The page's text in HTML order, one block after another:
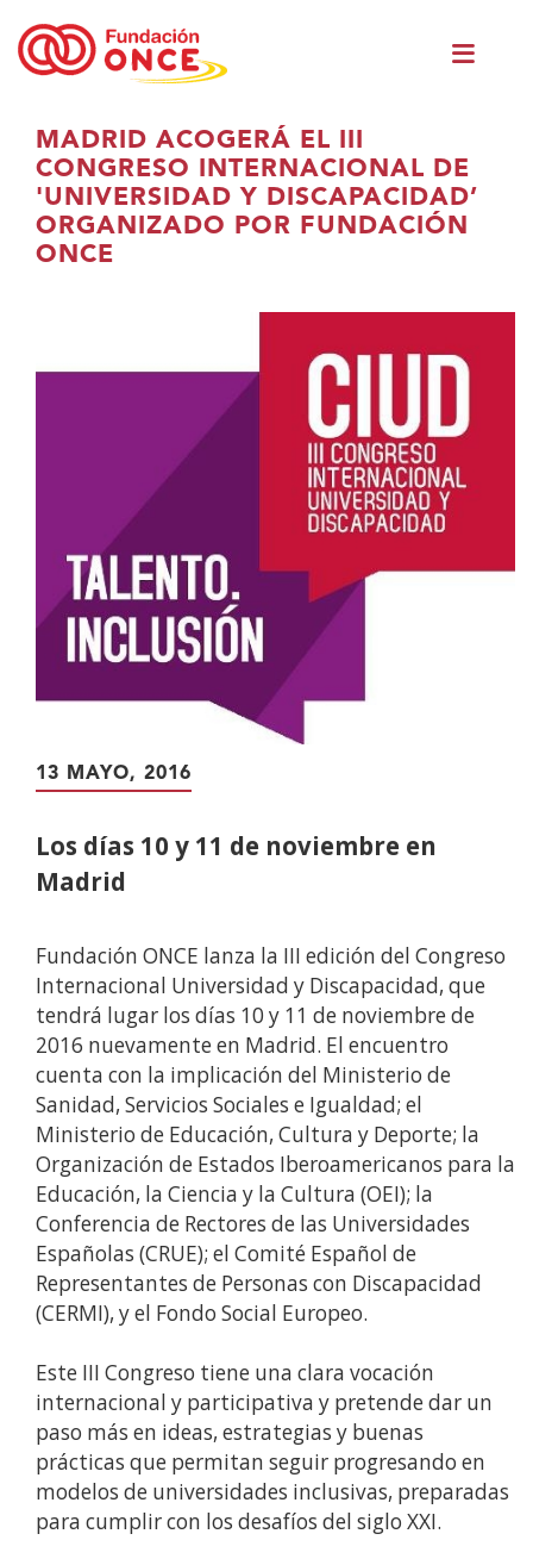
Estás
contido
principal
MADRID ACOGERÁ EL III
CONGRESO INTERNACIONAL DE
'UNIVERSIDAD Y DISCAPACIDAD’
ORGANIZADO POR FUNDACIÓN
ONCE
13 MAYO, 2016
Los días 10 y 11 de noviembre en
Madrid
Fundación ONCE lanza la III edición del Congreso
Internacional Universidad y Discapacidad, que
tendrá lugar los días 10 y 11 de noviembre de
2016 nuevamente en Madrid. El encuentro
cuenta con la implicación del Ministerio de
Sanidad, Servicios Sociales e Igualdad; el
Ministerio de Educación, Cultura y Deporte; la
Organización de Estados Iberoamericanos para la
Educación, la Ciencia y la Cultura (OEI); la
Conferencia de Rectores de las Universidades
Españolas (CRUE); el Comité Español de
Representantes de Personas con Discapacidad
(CERMI), y el Fondo Social Europeo.
Este III Congreso tiene una clara vocación
internacional y participativa y pretende dar un
paso más en ideas, estrategias y buenas
prácticas que permitan seguir progresando en
modelos de universidades inclusivas, preparadas
para cumplir con los desafíos del siglo XXI.